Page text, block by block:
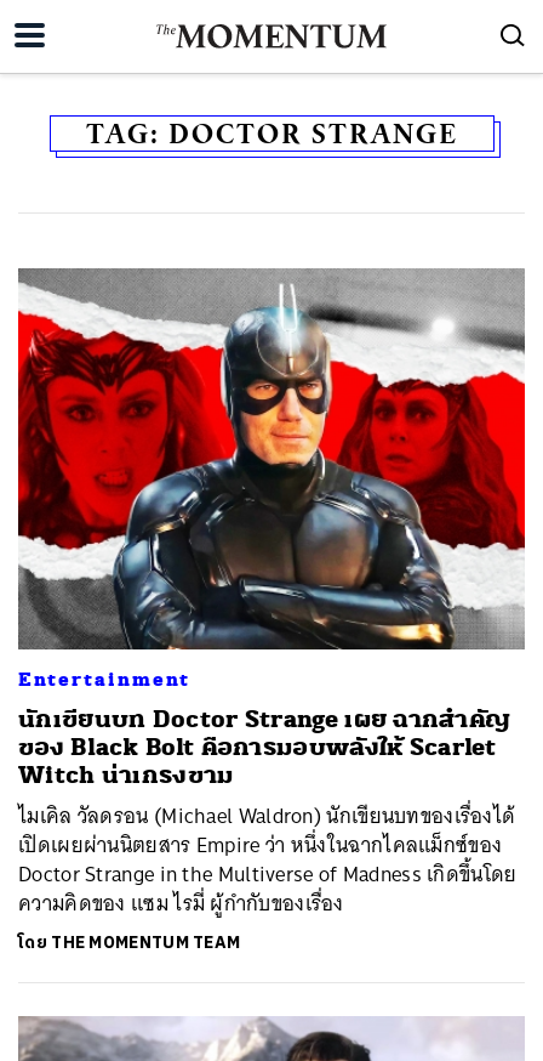
TAG: DOCTOR STRANGE
Entertainment
นักเขียนบท Doctor Strange เผย ฉากสำคัญ
ของ Black Bolt คือการมอบพลังให้ Scarlet
Witch น่าเกรงขาม
ไมเคิล วัลดรอน (Michael Waldron) นักเขียนบทของเรื่องได้
เปิดเผยผ่านนิตยสาร Empire ว่า หนึ่งในฉากไคลแม็กซ์ของ
Doctor Strange in the Multiverse of Madness เกิดขึ้นโดย
ความคิดของ แซม ไรมี่ ผู้กำกับของเรื่อง
โดย THE MOMENTUM TEAM